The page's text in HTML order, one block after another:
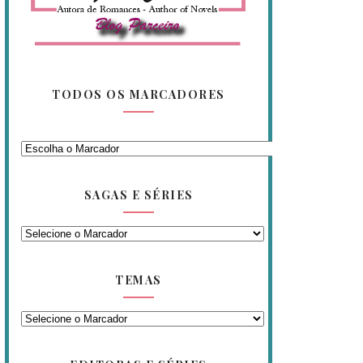
TODOS OS MARCADORES
SAGAS E SÉRIES
TEMAS